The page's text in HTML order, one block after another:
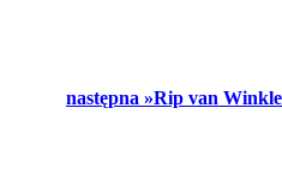
następna »Rip van